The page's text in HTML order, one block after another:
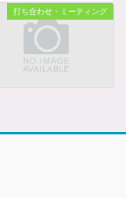
打ち合わせ・ミーティング